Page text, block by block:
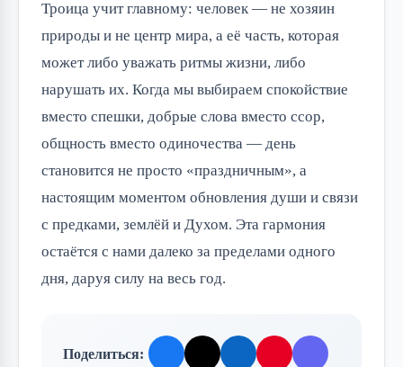
Троица учит главному: человек — не хозяин
природы и не центр мира, а её часть, которая
может либо уважать ритмы жизни, либо
нарушать их. Когда мы выбираем спокойствие
вместо спешки, добрые слова вместо ссор,
общность вместо одиночества — день
становится не просто «праздничным», а
настоящим моментом обновления души и связи
с предками, землёй и Духом. Эта гармония
остаётся с нами далеко за пределами одного
дня, даруя силу на весь год.
Поделиться: